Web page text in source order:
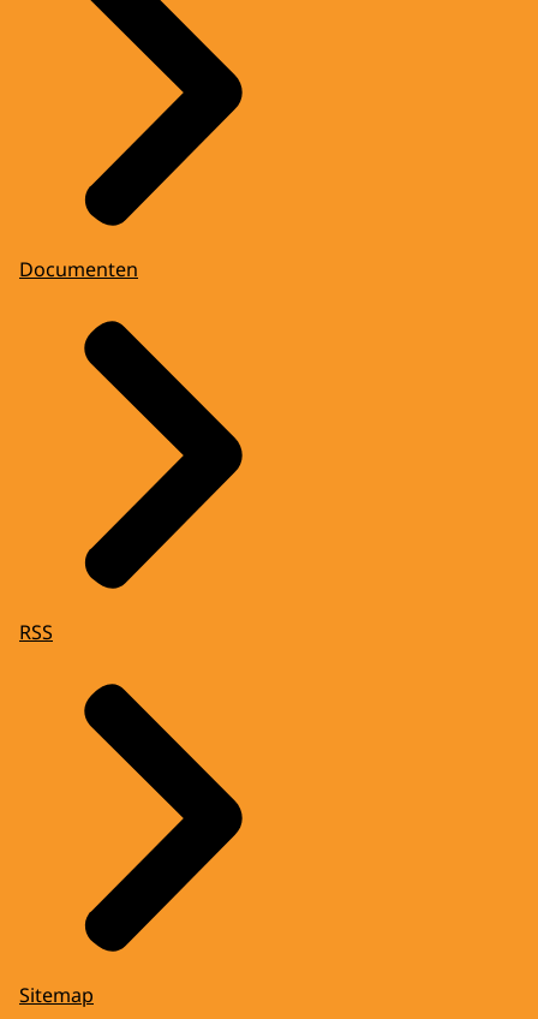
Documenten
RSS
Sitemap